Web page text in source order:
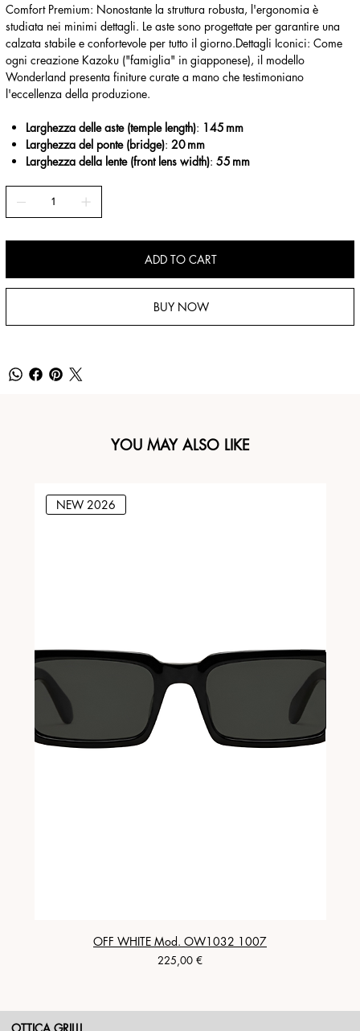
Comfort Premium: Nonostante la struttura robusta, l'ergonomia è
studiata nei minimi dettagli. Le aste sono progettate per garantire una
calzata stabile e confortevole per tutto il giorno.Dettagli Iconici: Come
ogni creazione Kazoku ("famiglia" in giapponese), il modello
Wonderland presenta finiture curate a mano che testimoniano
l'eccellenza della produzione.
Larghezza delle aste (temple length): 145 mm
Larghezza del ponte (bridge): 20 mm
Larghezza della lente (front lens width): 55 mm
ADD TO CART
BUY NOW
YOU MAY ALSO LIKE
NEW 2026
OFF WHITE Mod. OW1032 1007
Prezzo
225,00 €